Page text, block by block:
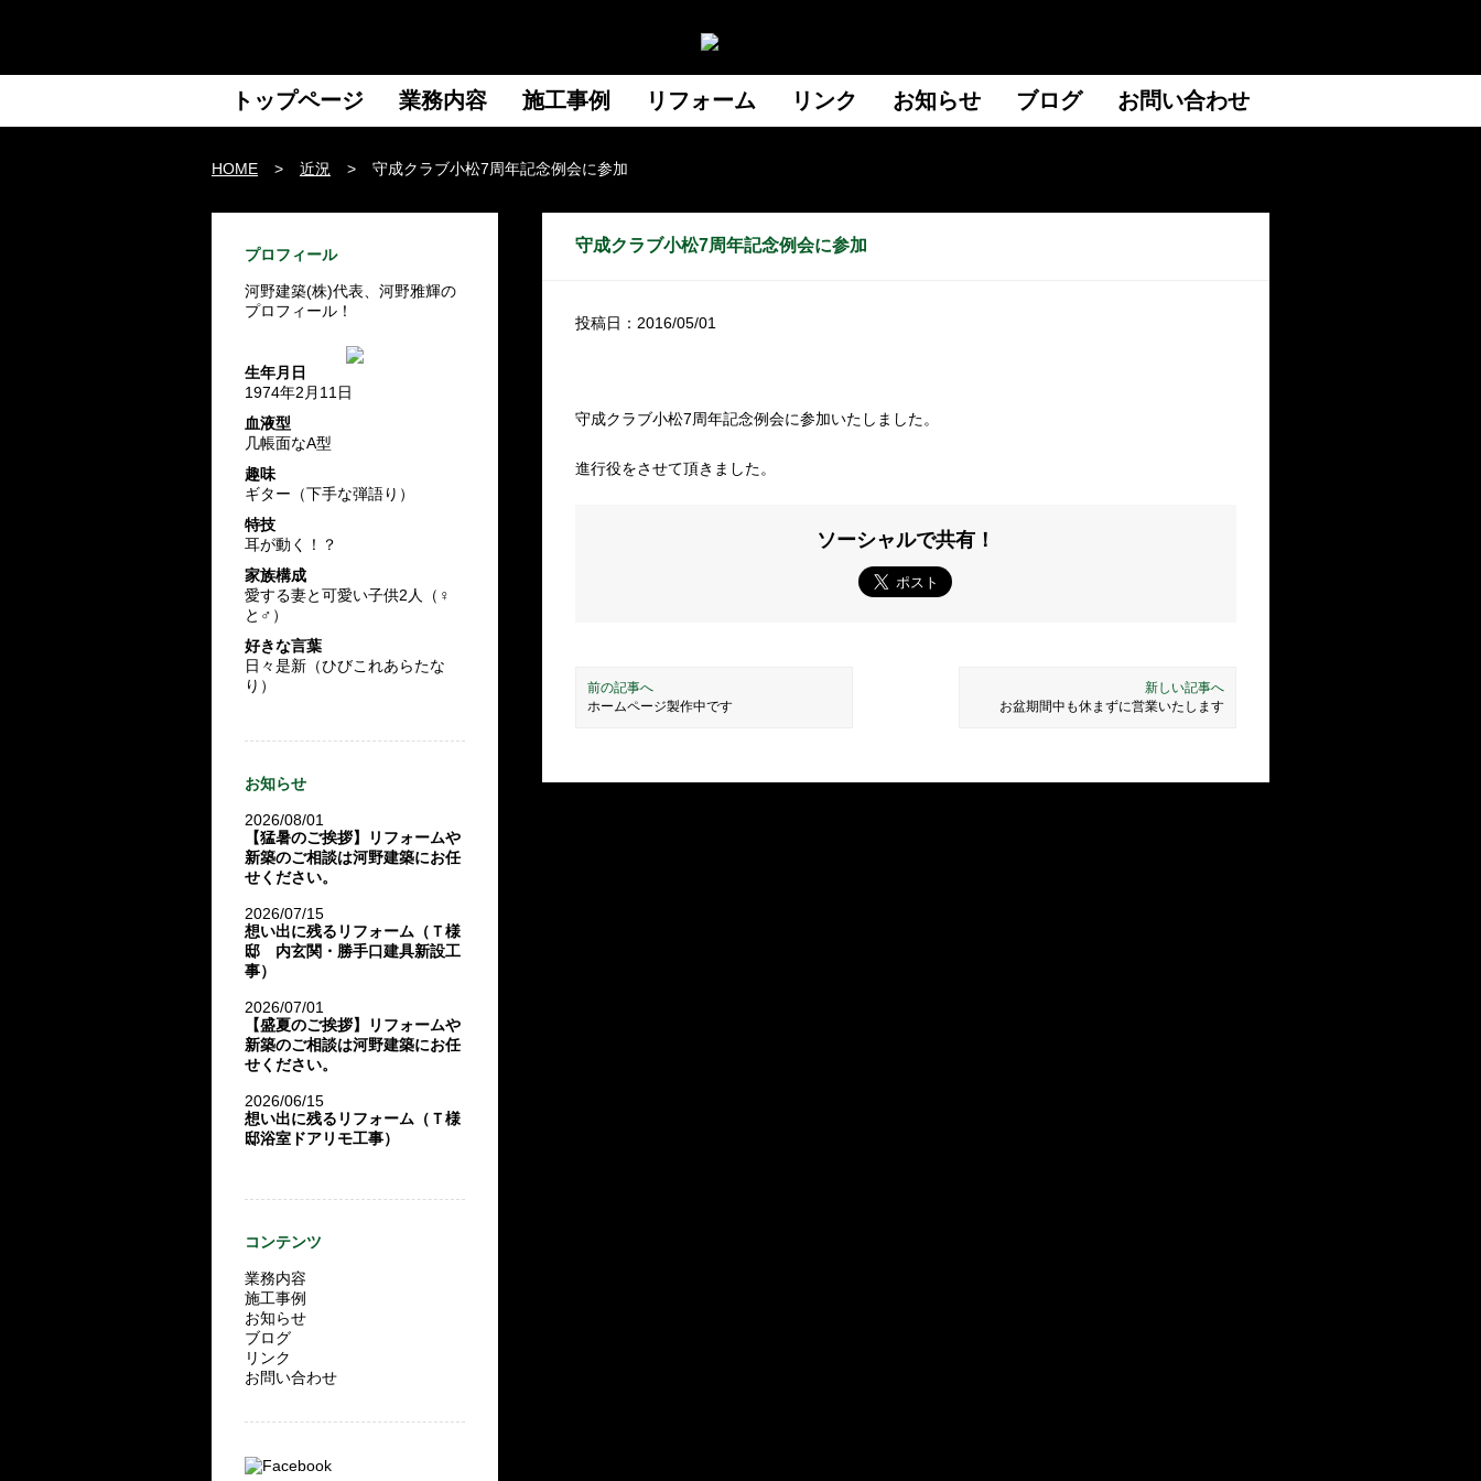
トップページ 業務内容 施工事例 リフォーム リンク お知らせ ブログ お問い合わせ
HOME > 近況 > 守成クラブ小松7周年記念例会に参加
守成クラブ小松7周年記念例会に参加
投稿日：2016/05/01
守成クラブ小松7周年記念例会に参加いたしました。
進行役をさせて頂きました。
ソーシャルで共有！
新しい記事へ
お盆期間中も休まずに営業いたします
前の記事へ
ホームページ製作中です
プロフィール
河野建築(株)代表、河野雅輝の
プロフィール！
生年月日
1974年2月11日
血液型
几帳面なA型
趣味
ギター（下手な弾語り）
特技
耳が動く！？
家族構成
愛する妻と可愛い子供2人（♀
と♂）
好きな言葉
日々是新（ひびこれあらたな
り）
お知らせ
2026/08/01
【猛暑のご挨拶】リフォームや
新築のご相談は河野建築にお任
せください。
2026/07/15
想い出に残るリフォーム（Ｔ様
邸 内玄関・勝手口建具新設工
事）
2026/07/01
【盛夏のご挨拶】リフォームや
新築のご相談は河野建築にお任
せください。
2026/06/15
想い出に残るリフォーム（Ｔ様
邸浴室ドアリモ工事）
コンテンツ
業務内容
施工事例
お知らせ
ブログ
リンク
お問い合わせ